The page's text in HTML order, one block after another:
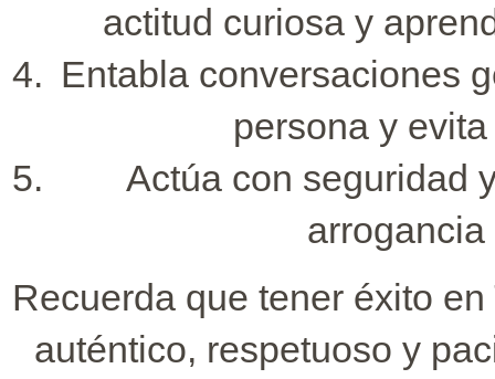
actitud curiosa y
Entabla conversaciones
persona y
Actúa con seguridad
Recuerda que tener éxito
auténtico, respetuoso y